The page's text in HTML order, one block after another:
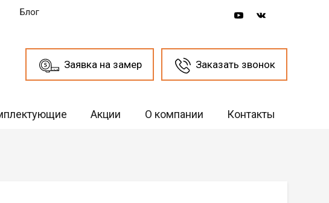
Блог
Заявка на замер Заказать звонок
Акции О компании Контакты